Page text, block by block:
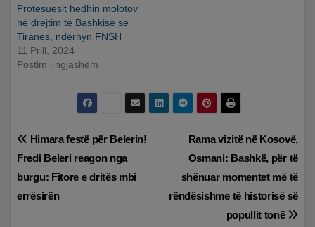
Protesuesit hedhin molotov
në drejtim të Bashkisë së
Tiranës, ndërhyn FNSH
11 Prill, 2024
Postim i ngjashëm
Lëvizje
te
postimet
Rama vizitë në Kosovë,
Osmani: Bashkë, për të
shënuar momentet më të
rëndësishme të historisë së
popullit tonë
Himara festë për Belerin!
Fredi Beleri reagon nga
burgu: Fitore e dritës mbi
errësirën